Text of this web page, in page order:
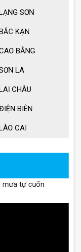
SƠN
KẠN
BẰNG
LA
CHÂU
BIÊN
CAI
mưa tự cuốn